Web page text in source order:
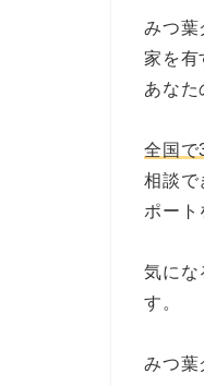
みつ葉
家を有
あなた
全国で
相談で
ポート
気にな
す。
みつ葉